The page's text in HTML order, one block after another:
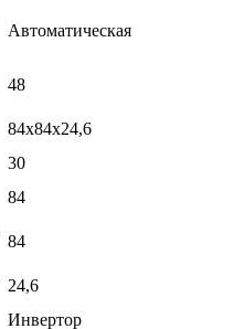
Автоматическая
48
84x84x24,6
30
84
84
24,6
Инвертор